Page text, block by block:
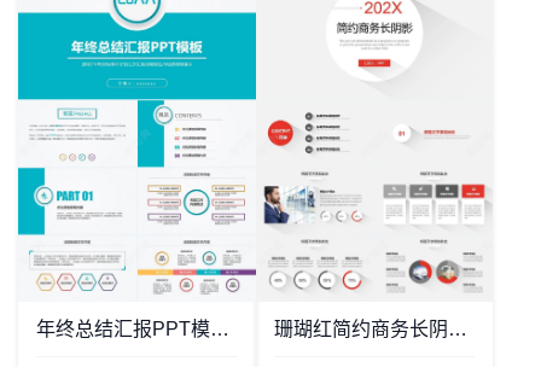
年终总结汇报PPT模板适用年终总结新年计划工作汇报述职报告项目策划 珊瑚红简约商务长阴影PPT模板